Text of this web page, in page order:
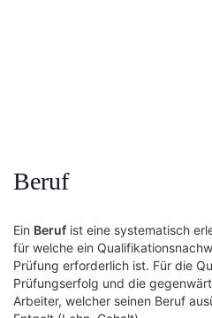
Beruf
Ein Beruf ist eine systematisch
für welche ein
Prüfung erforderlich ist. Für die
Prüfungserfolg und die
Arbeiter, welcher seinen Beruf